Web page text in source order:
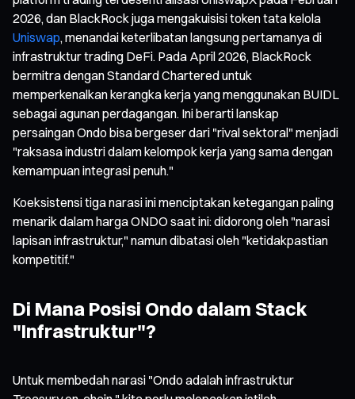
2026, dan BlackRock juga mengakuisisi token tata kelola
Uniswap, menandai keterlibatan langsung pertamanya di
infrastruktur trading DeFi. Pada April 2026, BlackRock
bermitra dengan Standard Chartered untuk
memperkenalkan kerangka kerja yang menggunakan BUIDL
sebagai agunan perdagangan. Ini berarti lanskap
persaingan Ondo bisa bergeser dari "rival sektoral" menjadi
"raksasa industri dalam kelompok kerja yang sama dengan
kemampuan integrasi penuh."
Koeksistensi tiga narasi ini menciptakan ketegangan paling
menarik dalam harga ONDO saat ini: didorong oleh "narasi
lapisan infrastruktur," namun dibatasi oleh "ketidakpastian
kompetitif."
Di Mana Posisi Ondo dalam Stack
"Infrastruktur"?
Untuk membedah narasi "Ondo adalah infrastruktur